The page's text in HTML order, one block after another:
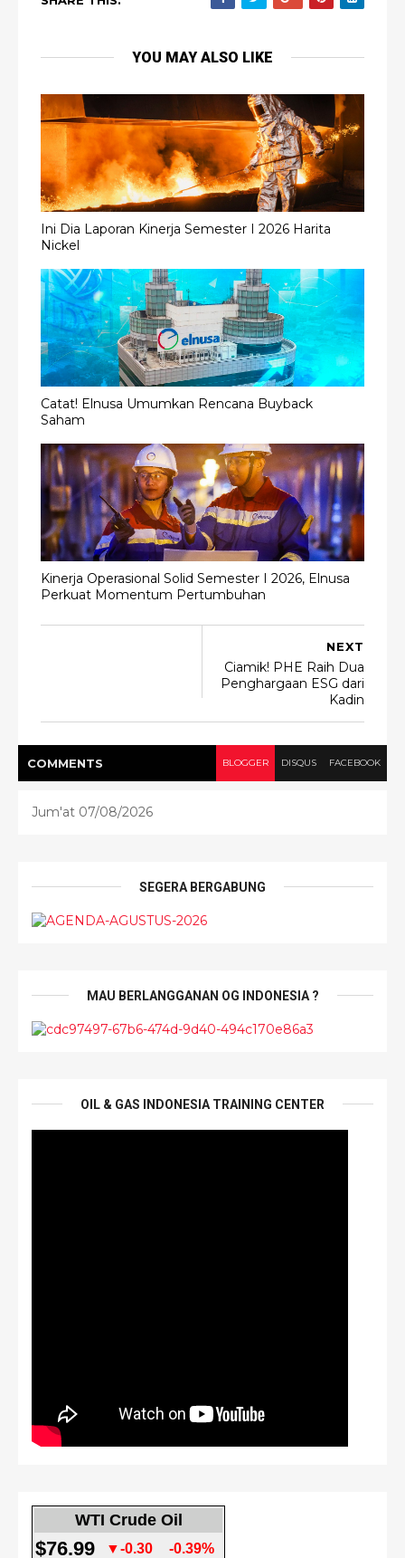
YOU MAY ALSO LIKE
Ini Dia Laporan Kinerja Semester I 2026 Harita
Nickel
Catat! Elnusa Umumkan Rencana Buyback
Saham
Kinerja Operasional Solid Semester I 2026, Elnusa
Perkuat Momentum Pertumbuhan
NEXT
Ciamik! PHE Raih Dua
Penghargaan ESG dari
Kadin
COMMENTS BLOGGER DISQUS FACEBOOK
Jum'at 07/08/2026
SEGERA BERGABUNG
MAU BERLANGGANAN OG INDONESIA ?
OIL & GAS INDONESIA TRAINING CENTER
WTI Crude Oil
$76.99 ▼-0.30 -0.39%